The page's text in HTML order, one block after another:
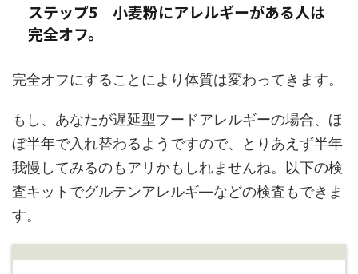
ステップ5 小麦粉にアレルギーがある人は
完全オフ。
完全オフにすることにより体質は変わってきます。
もし、あなたが遅延型フードアレルギーの場合、ほ
ぼ半年で入れ替わるようですので、とりあえず半年
我慢してみるのもアリかもしれませんね。以下の検
査キットでグルテンアレルギ―などの検査もできま
す。